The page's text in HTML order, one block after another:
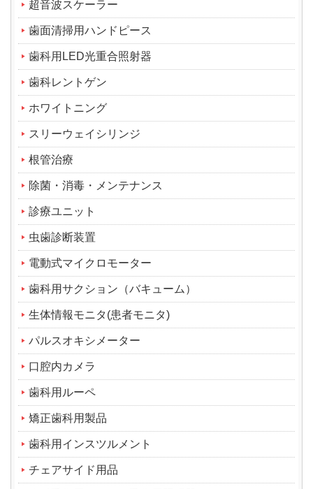
超音波スケーラー
歯面清掃用ハンドピース
歯科用LED光重合照射器
歯科レントゲン
ホワイトニング
スリーウェイシリンジ
根管治療
除菌・消毒・メンテナンス
診療ユニット
虫歯診断装置
電動式マイクロモーター
歯科用サクション（バキューム）
生体情報モニタ(患者モニタ)
パルスオキシメーター
口腔内カメラ
歯科用ルーペ
矯正歯科用製品
歯科用インスツルメント
チェアサイド用品